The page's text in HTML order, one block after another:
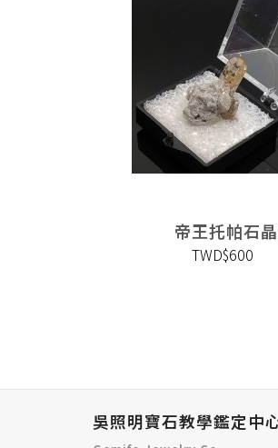
帝王托帕石
TWD$600
吳照明寶石教學鑑定中